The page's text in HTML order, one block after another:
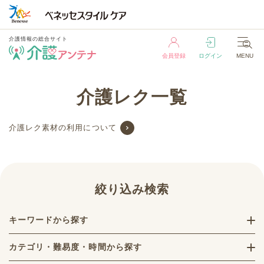
介護情報の総合サイト
会員登録 ログイン MENU
会員登録
介護レク一覧
介護レク素材の利用について
絞り込み検索
キーワードから探す
カテゴリ・難易度・時間から探す